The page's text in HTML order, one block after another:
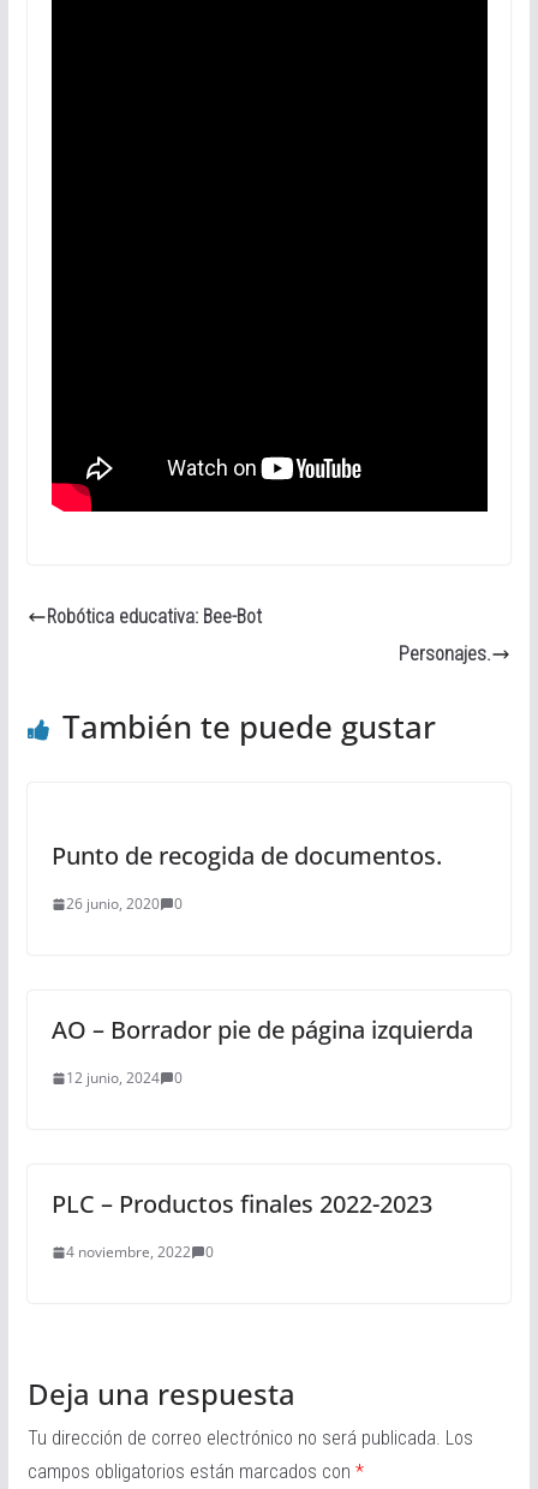
Robótica educativa: Bee-Bot
Personajes.
También te puede gustar
Punto de recogida de documentos.
26 junio, 2020 0
AO – Borrador pie de página izquierda
12 junio, 2024 0
PLC – Productos finales 2022-2023
4 noviembre, 2022 0
Deja una respuesta
Tu dirección de correo electrónico no será publicada. Los
campos obligatorios están marcados con *